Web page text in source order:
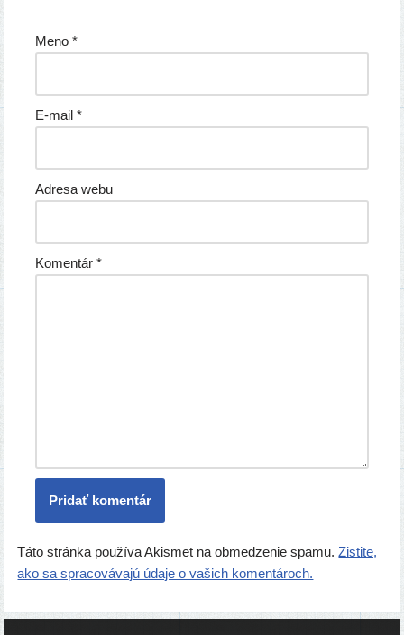
Meno*
E-mail*
Adresa webu
Komentár*
Táto stránka používa Akismet na obmedzenie spamu.Zistite,
ako sa spracovávajú údaje o vašich komentároch.